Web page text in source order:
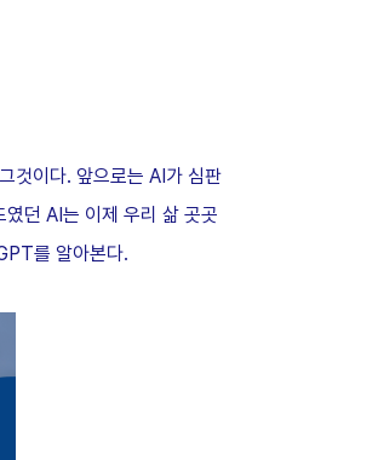
것이다. 앞으로는 AI가 심판
던 AI는 이제 우리 삶 곳곳
를 알아본다.